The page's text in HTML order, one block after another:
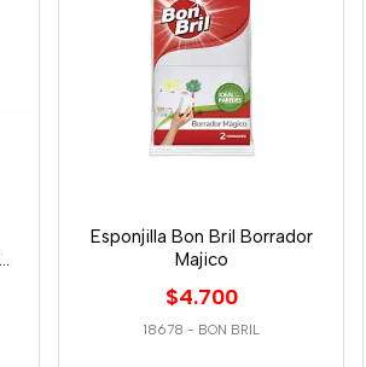
Esponjilla Bon Bril Borrador
Majico
$4.700
18678 - BON BRIL